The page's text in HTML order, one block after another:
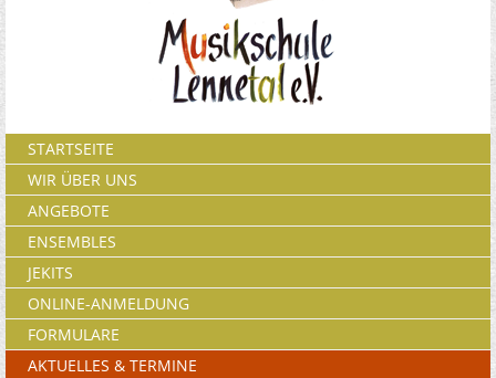
STARTSEITE
WIR ÜBER UNS
ANGEBOTE
ENSEMBLES
JEKITS
ONLINE-ANMELDUNG
FORMULARE
AKTUELLES & TERMINE